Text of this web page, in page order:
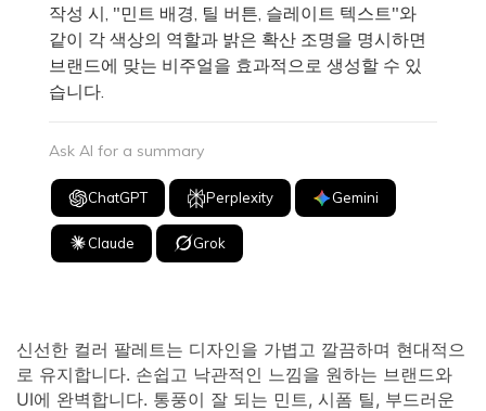
작성 시, "민트 배경, 틸 버튼, 슬레이트 텍스트"와
같이 각 색상의 역할과 밝은 확산 조명을 명시하면
브랜드에 맞는 비주얼을 효과적으로 생성할 수 있
습니다.
Ask AI for a summary
ChatGPT Perplexity Gemini
Claude Grok
신선한 컬러 팔레트는 디자인을 가볍고 깔끔하며 현대적으
로 유지합니다. 손쉽고 낙관적인 느낌을 원하는 브랜드와
UI에 완벽합니다. 통풍이 잘 되는 민트, 시폼 틸, 부드러운